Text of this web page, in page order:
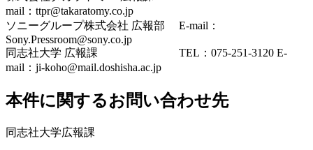
mail：ttpr@takaratomy.co.jp
ソニーグループ株式会社 広報部 E-mail：
Sony.Pressroom@sony.co.jp
同志社大学 広報課 TEL：075-251-3120 E-
mail：ji-koho@mail.doshisha.ac.jp
本件に関するお問い合わせ先
同志社大学広報課